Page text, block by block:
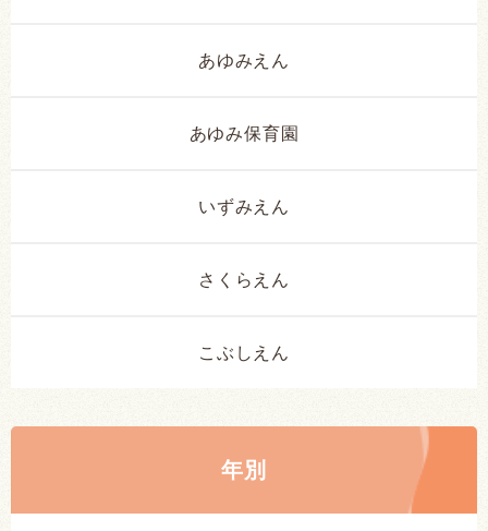
あゆみえん
あゆみ保育園
いずみえん
さくらえん
こぶしえん
年別